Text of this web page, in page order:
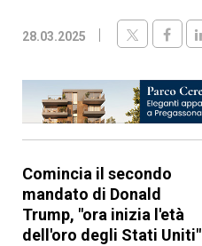
28.03.2025
Comincia il secondo
mandato di Donald
Trump, "ora inizia l'età
dell'oro degli Stati Uniti"